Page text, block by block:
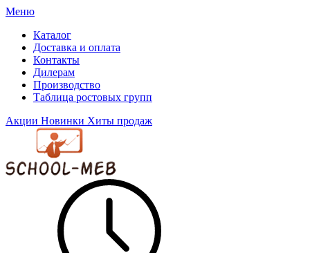
Меню
Каталог
Доставка и оплата
Контакты
Дилерам
Производство
Таблица ростовых групп
Акции Новинки Хиты продаж